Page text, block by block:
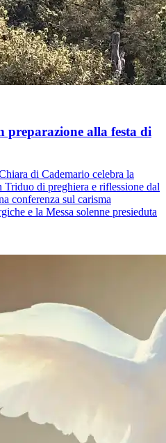
alla festa di
di Cademario celebra la
Triduo di preghiera e riflessione dal
conferenza sul carisma
e la Messa solenne presieduta